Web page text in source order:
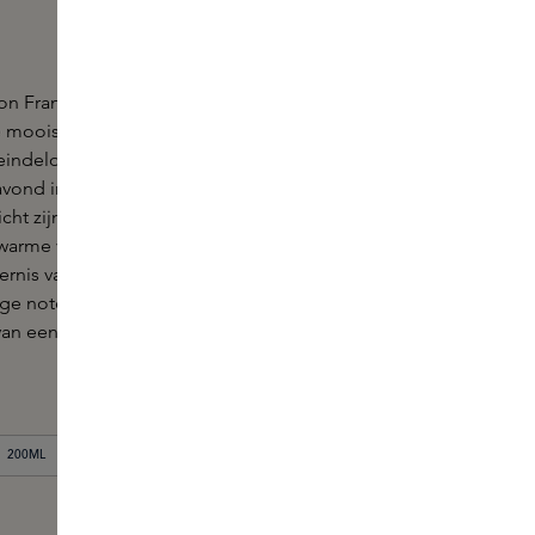
Francis Kurkdjian nodigt je uit om je charme te
eigenschappen naar boven te halen.
nacht en geniet van de nooit eindigende
in Parijs, wanneer bruggen en monumenten
zijn met duizenden lichtjes. Majestueus
vanille, benzoë en tonkabonen, gevolgd
van cistushars. Deze amberachtige geur kleedt
noten terwijl je jezelf verliest in het energieke
een zwoele nacht in de Stad van het Licht.
200ML